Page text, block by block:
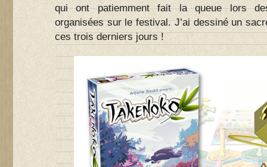
qui ont patiemment fait la queue lors
organisées sur le festival. J’ai dessiné un
ces trois derniers jours !